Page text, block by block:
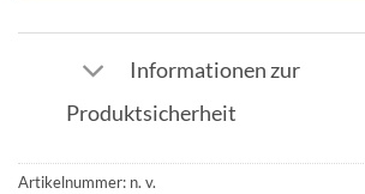
Informationen zur
Produktsicherheit
Artikelnummer: n. v.